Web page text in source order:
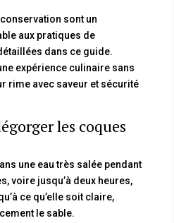
sont un
aux pratiques de
dans ce guide.
expérience culinaire sans
rime avec saveur et sécurité
les coques
une eau très salée pendant
voire jusqu’à deux heures,
ce qu’elle soit claire,
le sable.